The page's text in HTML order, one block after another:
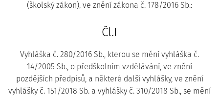
(školský zákon), ve znění zákona č. 178/2016 Sb.:
Čl.I
Vyhláška č. 280/2016 Sb., kterou se mění vyhláška č.
14/2005 Sb., o předškolním vzdělávání, ve znění
pozdějších předpisů, a některé další vyhlášky, ve znění
vyhlášky č. 151/2018 Sb. a vyhlášky č. 310/2018 Sb., se mění